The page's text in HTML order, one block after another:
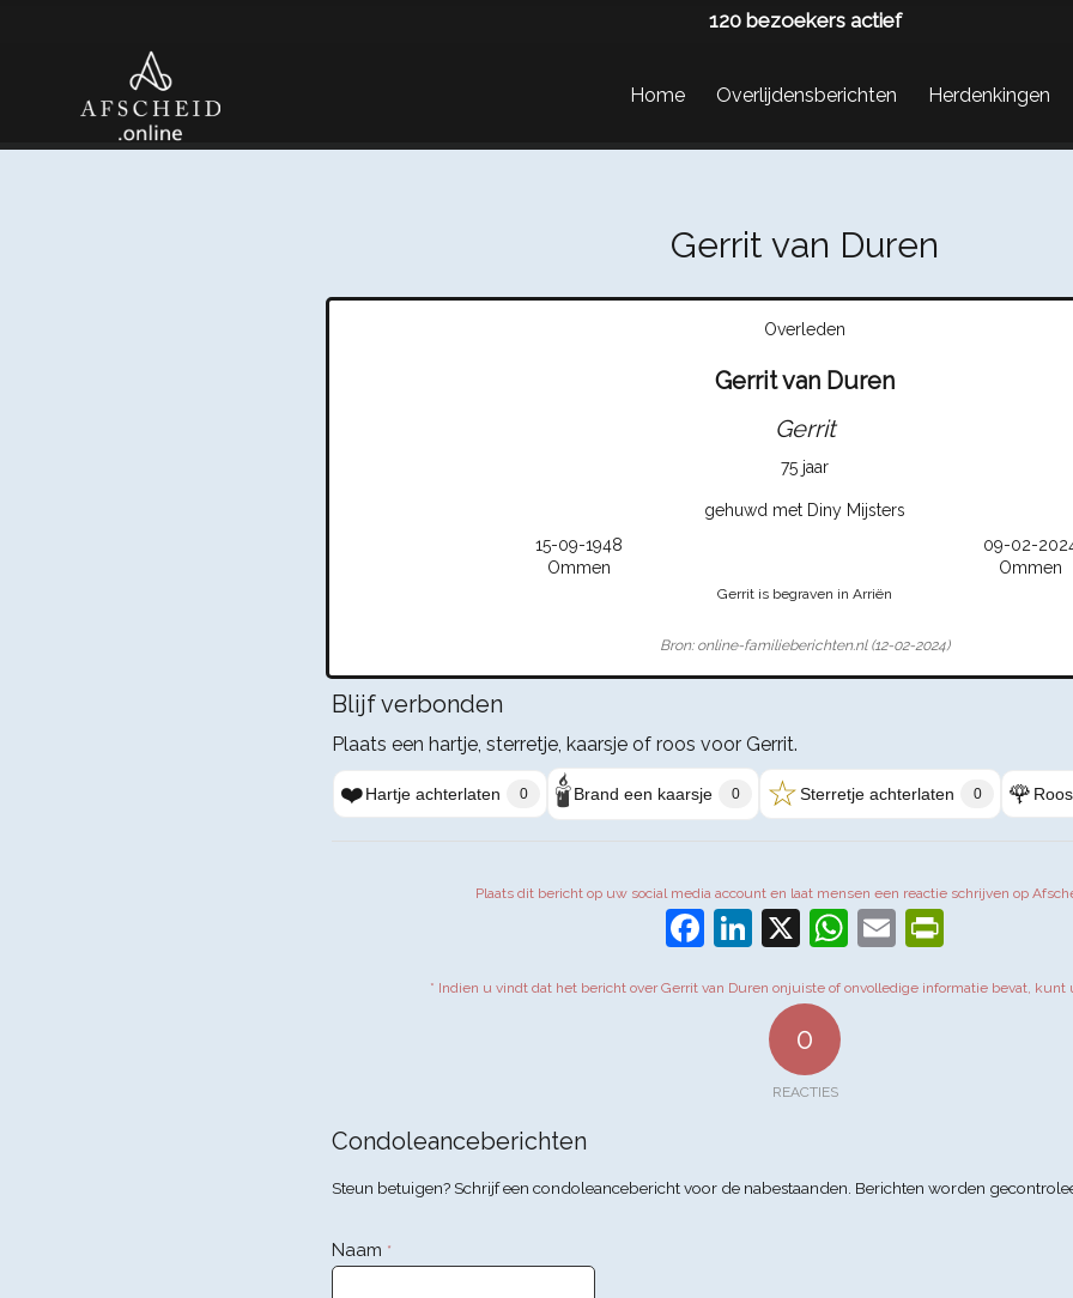
120 bezoekers actief
Home Overlijdensberichten Herdenkingen
Gerrit van Duren
Overleden
Gerrit van Duren
Gerrit
75 jaar
gehuwd met Diny Mijsters
15-09-1948
09-02-
Ommen
Ommen
Gerrit is begraven in Arriën
Bron: online-familieberichten.nl (12-02-2024)
Blijf verbonden
Plaats een hartje, sterretje, kaarsje of roos voor Gerrit.
❤️Hartje achterlaten 0 🕯️Brand een kaarsje 0 ☆Sterretje achterlaten 0 🌹
Plaats dit bericht op uw social media account en laat mensen een reactie schrijven op
Facebook
LinkedIn
X WhatsApp
Email
* Indien u vindt dat het bericht over Gerrit van Duren onjuiste of onvolledige informatie bevat, kunt
0
REACTIES
Condoleanceberichten
Steun betuigen? Schrijf een condoleancebericht voor de nabestaanden. Berichten worden
Naam *